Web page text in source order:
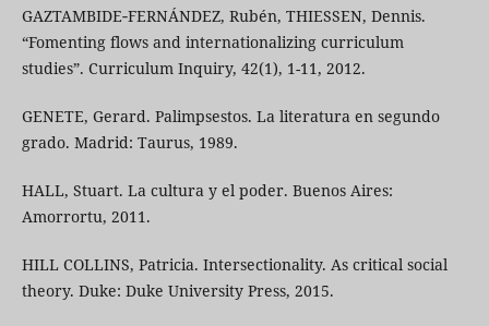
GAZTAMBIDE‐FERNÁNDEZ, Rubén, THIESSEN, Dennis.
“Fomenting flows and internationalizing curriculum
studies”. Curriculum Inquiry, 42(1), 1-11, 2012.
GENETE, Gerard. Palimpsestos. La literatura en segundo
grado. Madrid: Taurus, 1989.
HALL, Stuart. La cultura y el poder. Buenos Aires:
Amorrortu, 2011.
HILL COLLINS, Patricia. Intersectionality. As critical social
theory. Duke: Duke University Press, 2015.